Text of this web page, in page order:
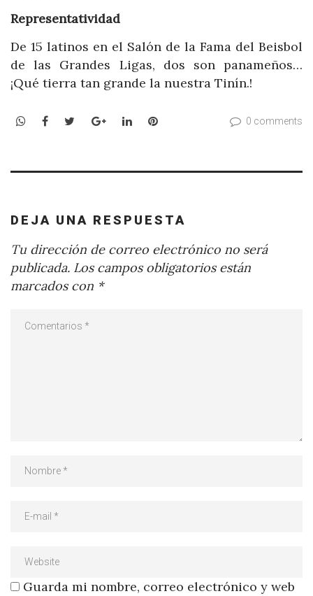
Representatividad
De 15 latinos en el Salón de la Fama del Beisbol
de las Grandes Ligas, dos son panameños…
¡Qué tierra tan grande la nuestra Tinín.!
WhatsApp
Facebook
TwitterGoogle+LinkedInPinterest 0 comments
DEJA UNA RESPUESTA
Tu dirección de correo electrónico no será
publicada. Los campos obligatorios están
marcados con *
Guarda mi nombre, correo electrónico y web